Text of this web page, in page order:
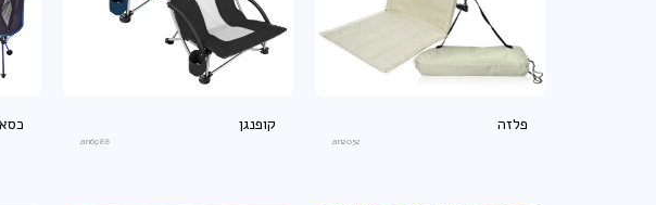
פלזה
an2052
קופנגן
an6988